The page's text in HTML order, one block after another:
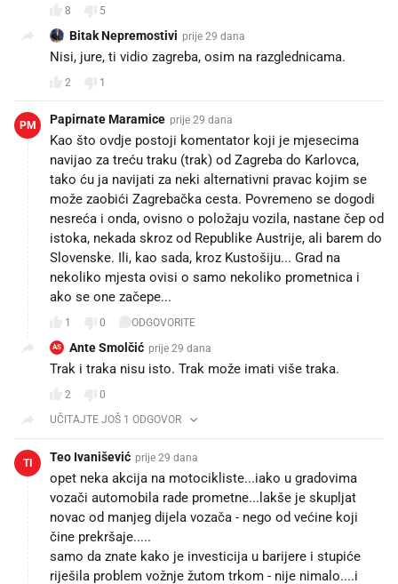
8 5
Bitak Nepremostivi prije 29 dana
Nisi, jure, ti vidio zagreba, osim na razglednicama.
2 1
PM Papirnate Maramice prije 29 dana
Kao što ovdje postoji komentator koji je mjesecima
navijao za treću traku (trak) od Zagreba do Karlovca,
tako ću ja navijati za neki alternativni pravac kojim se
može zaobići Zagrebačka cesta. Povremeno se dogodi
nesreća i onda, ovisno o položaju vozila, nastane čep od
istoka, nekada skroz od Republike Austrije, ali barem do
Slovenske. Ili, kao sada, kroz Kustošiju... Grad na
nekoliko mjesta ovisi o samo nekoliko prometnica i
ako se one začepe...
1 0 ODGOVORITE
AS Ante Smolčić prije 29 dana
Trak i traka nisu isto. Trak može imati više traka.
2
0
UČITAJTE JOŠ 1 ODGOVOR
TI Teo Ivanišević prije 29 dana
opet neka akcija na motocikliste...iako u gradovima
vozači automobila rade prometne...lakše je skupljat
novac od manjeg dijela vozača - nego od većine koji
čine prekršaje.....
samo da znate kako je investicija u barijere i stupiće
riješila problem vožnje žutom trkom - nije nimalo....i